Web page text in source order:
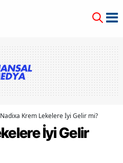
Nadixa Krem Lekelere İyi Gelir mi?
İyi Gelir